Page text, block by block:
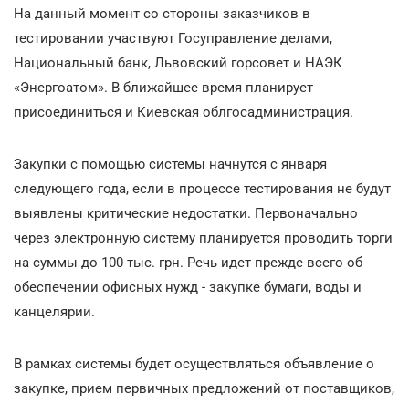
На данный момент со стороны заказчиков в
тестировании участвуют Госуправление делами,
Национальный банк, Львовский горсовет и НАЭК
«Энергоатом». В ближайшее время планирует
присоединиться и Киевская облгосадминистрация.
Закупки с помощью системы начнутся с января
следующего года, если в процессе тестирования не будут
выявлены критические недостатки. Первоначально
через электронную систему планируется проводить торги
на суммы до 100 тыс. грн. Речь идет прежде всего об
обеспечении офисных нужд - закупке бумаги, воды и
канцелярии.
В рамках системы будет осуществляться объявление о
закупке, прием первичных предложений от поставщиков,